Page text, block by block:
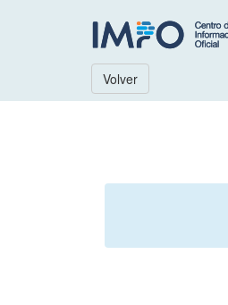
Volver